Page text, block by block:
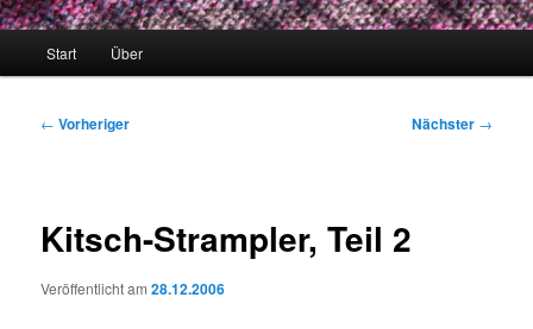
Start Über
Beitragsnavigation
← Vorheriger Nächster →
Kitsch-Strampler, Teil 2
Veröffentlicht am28.12.2006